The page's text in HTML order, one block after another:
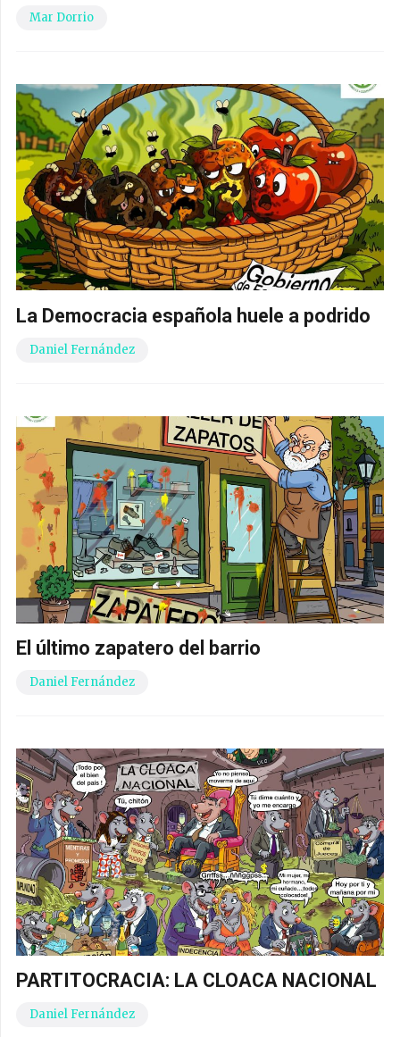
Mar Dorrio
La Democracia española huele a podrido
Daniel Fernández
El último zapatero del barrio
Daniel Fernández
PARTITOCRACIA: LA CLOACA NACIONAL
Daniel Fernández